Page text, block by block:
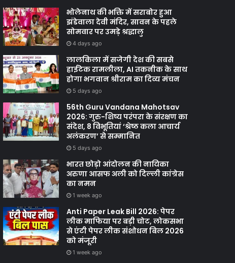
भोलेनाथ की भक्ति में सराबोर हुआ
झंडेवाला देवी मंदिर, सावन के पहले
सोमवार पर उमड़े श्रद्धालु
4 days ago
लालकिला में सजेगी देश की सबसे
हाईटेक रामलीला, AI तकनीक के साथ
होगा भगवान श्रीराम का दिव्य मंचन
5 days ago
56th Guru Vandana Mahotsav
2026: गुरु-शिष्य परंपरा के संरक्षण का
संदेश, 8 विभूतियां ‘श्रेष्ठ कला आचार्य
अलंकरण’ से सम्मानित
5 days ago
भारत छोड़ो आंदोलन की नायिका
अरुणा आसफ अली को दिल्ली कांग्रेस
का नमन
1 week ago
Anti Paper Leak Bill 2026: पेपर
लीक माफिया पर बड़ी चोट, लोकसभा
से एंटी पेपर लीक संशोधन बिल 2026
को मंजूरी
1 week ago